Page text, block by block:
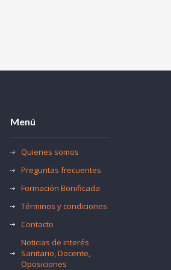
Menú
Quienes somos
Preguntas frecuentes
Formación Bonificada
Términos y condiciones
Contacto
Noticias de interés
Sanitario, Docente,
Oposiciones